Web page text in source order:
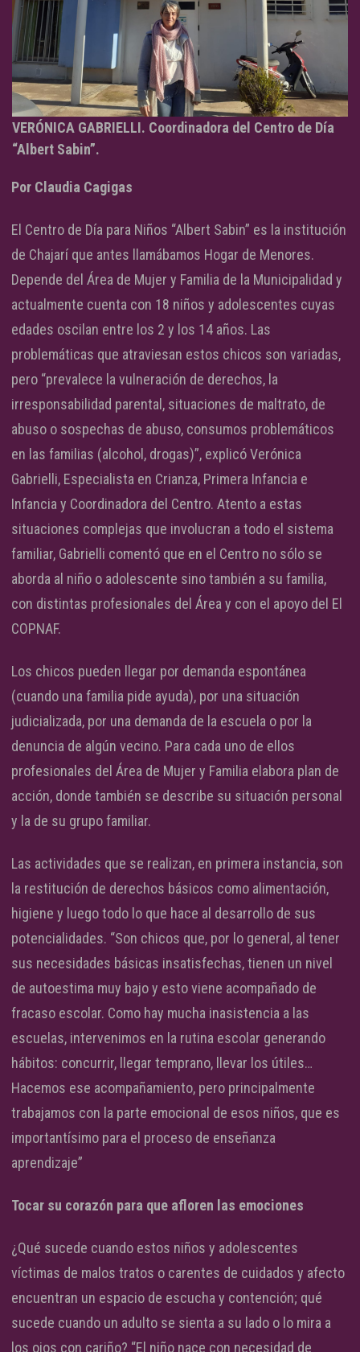
VERÓNICA GABRIELLI. Coordinadora del Centro de Día
“Albert Sabin”.
Por Claudia Cagigas
El Centro de Día para Niños “Albert Sabin” es la institución
de Chajarí que antes llamábamos Hogar de Menores.
Depende del Área de Mujer y Familia de la Municipalidad y
actualmente cuenta con 18 niños y adolescentes cuyas
edades oscilan entre los 2 y los 14 años. Las
problemáticas que atraviesan estos chicos son variadas,
pero “prevalece la vulneración de derechos, la
irresponsabilidad parental, situaciones de maltrato, de
abuso o sospechas de abuso, consumos problemáticos
en las familias (alcohol, drogas)”, explicó Verónica
Gabrielli, Especialista en Crianza, Primera Infancia e
Infancia y Coordinadora del Centro. Atento a estas
situaciones complejas que involucran a todo el sistema
familiar, Gabrielli comentó que en el Centro no sólo se
aborda al niño o adolescente sino también a su familia,
con distintas profesionales del Área y con el apoyo del El
COPNAF.
Los chicos pueden llegar por demanda espontánea
(cuando una familia pide ayuda), por una situación
judicializada, por una demanda de la escuela o por la
denuncia de algún vecino. Para cada uno de ellos
profesionales del Área de Mujer y Familia elabora plan de
acción, donde también se describe su situación personal
y la de su grupo familiar.
Las actividades que se realizan, en primera instancia, son
la restitución de derechos básicos como alimentación,
higiene y luego todo lo que hace al desarrollo de sus
potencialidades. “Son chicos que, por lo general, al tener
sus necesidades básicas insatisfechas, tienen un nivel
de autoestima muy bajo y esto viene acompañado de
fracaso escolar. Como hay mucha inasistencia a las
escuelas, intervenimos en la rutina escolar generando
hábitos: concurrir, llegar temprano, llevar los útiles…
Hacemos ese acompañamiento, pero principalmente
trabajamos con la parte emocional de esos niños, que es
importantísimo para el proceso de enseñanza
aprendizaje”
Tocar su corazón para que afloren las emociones
¿Qué sucede cuando estos niños y adolescentes
víctimas de malos tratos o carentes de cuidados y afecto
encuentran un espacio de escucha y contención; qué
sucede cuando un adulto se sienta a su lado o lo mira a
los ojos con cariño? “El niño nace con necesidad de